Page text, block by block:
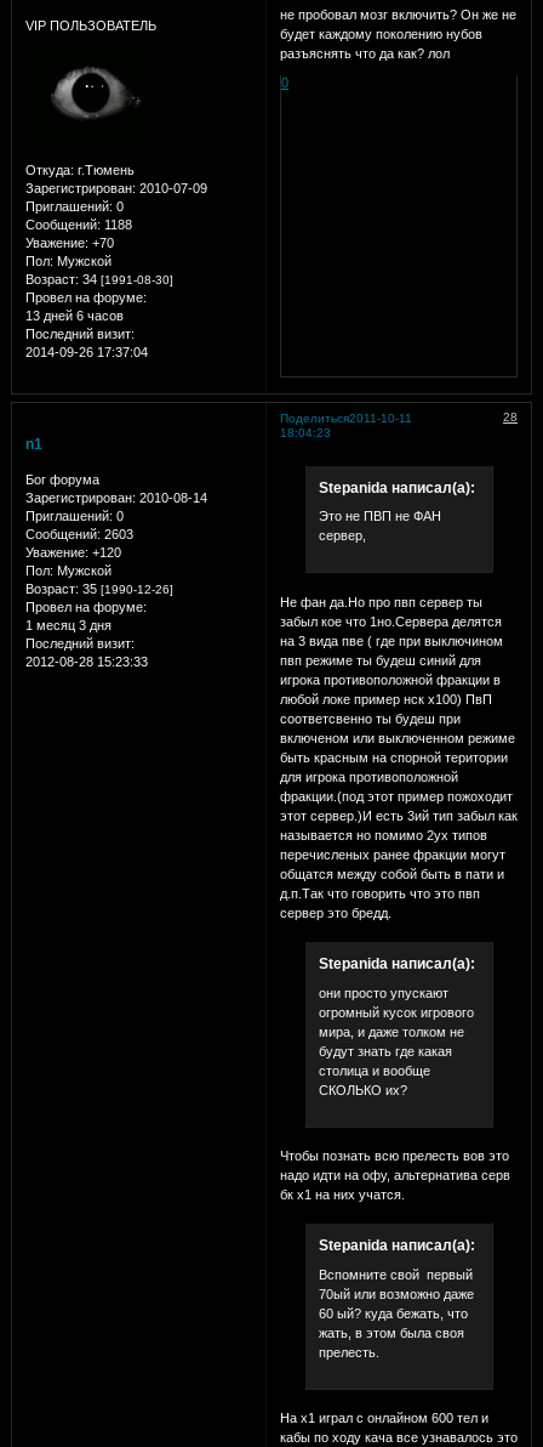
VIP ПОЛЬЗОВАТЕЛЬ
Откуда: г.Тюмень
Зарегистрирован: 2010-07-09
Приглашений: 0
Сообщений: 1188
Уважение: +70
Пол: Мужской
Возраст: 34 [1991-08-30]
Провел на форуме:
13 дней 6 часов
Последний визит:
2014-09-26 17:37:04
не пробовал мозг включить? Он же не
будет каждому поколению нубов
разъяснять что да как? лол
0
Поделиться 28
2011-10-11
18:04:23
n1
Бог форума
Зарегистрирован: 2010-08-14
Приглашений: 0
Сообщений: 2603
Уважение: +120
Пол: Мужской
Возраст: 35 [1990-12-26]
Провел на форуме:
1 месяц 3 дня
Последний визит:
2012-08-28 15:23:33
Stepanida написал(а):
Это не ПВП не ФАН
сервер,
Не фан да.Но про пвп сервер ты
забыл кое что 1но.Сервера делятся
на 3 вида пве ( где при выключином
пвп режиме ты будеш синий для
игрока противоположной фракции в
любой локе пример нск х100) ПвП
соответсвенно ты будеш при
включеном или выключенном режиме
быть красным на спорной територии
для игрока противоположной
фракции.(под этот пример пожоходит
этот сервер.)И есть 3ий тип забыл как
называется но помимо 2ух типов
перечисленых ранее фракции могут
общатся между собой быть в пати и
д.п.Так что говорить что это пвп
сервер это бредд.
Stepanida написал(а):
они просто упускают
огромный кусок игрового
мира, и даже толком не
будут знать где какая
столица и вообще
СКОЛЬКО их?
Чтобы познать всю прелесть вов это
надо идти на офу, альтернатива серв
бк х1 на них учатся.
Stepanida написал(а):
Вспомните свой первый
70ый или возможно даже
60 ый? куда бежать, что
жать, в этом была своя
прелесть.
На х1 играл с онлайном 600 тел и
кабы по ходу кача все узнавалось это